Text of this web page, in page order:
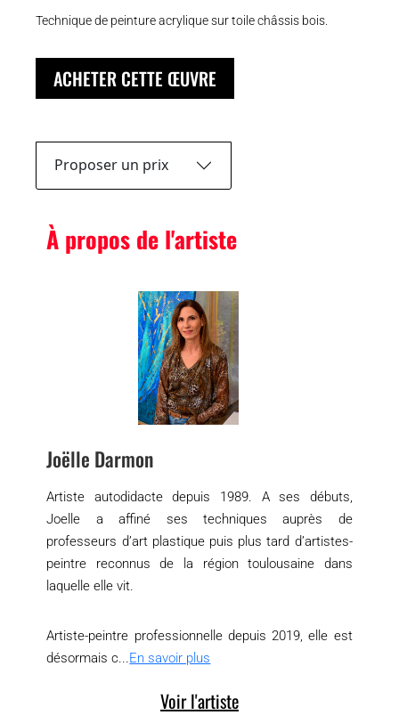
Technique de peinture acrylique sur toile châssis bois.
ACHETER CETTE ŒUVRE
Proposer un prix
À propos de l'artiste
Joëlle Darmon
Artiste autodidacte depuis 1989. A ses débuts,
Joelle a affiné ses techniques auprès de
professeurs d’art plastique puis plus tard d’artistes-
peintre reconnus de la région toulousaine dans
laquelle elle vit.
Artiste-peintre professionnelle depuis 2019, elle est
désormais c...En savoir plus
Voir l'artiste